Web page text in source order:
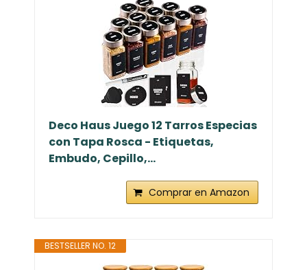
Deco Haus Juego 12 Tarros Especias
con Tapa Rosca - Etiquetas,
Embudo, Cepillo,...
Comprar en Amazon
BESTSELLER NO. 12